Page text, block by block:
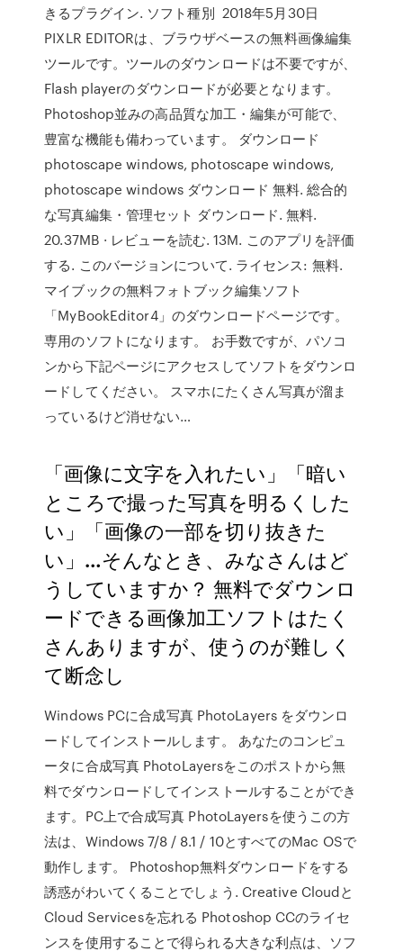
きるプラグイン. ソフト種別 2018年5月30日
PIXLR EDITORは、ブラウザベースの無料画像編集
ツールです。ツールのダウンロードは不要ですが、
Flash playerのダウンロードが必要となります。
Photoshop並みの高品質な加工・編集が可能で、
豊富な機能も備わっています。 ダウンロード
photoscape windows, photoscape windows,
photoscape windows ダウンロード 無料. 総合的
な写真編集・管理セット ダウンロード. 無料.
20.37MB · レビューを読む. 13M. このアプリを評価
する. このバージョンについて. ライセンス: 無料.
マイブックの無料フォトブック編集ソフト
「MyBookEditor4」のダウンロードページです。
専用のソフトになります。 お手数ですが、パソコ
ンから下記ページにアクセスしてソフトをダウンロ
ードしてください。 スマホにたくさん写真が溜ま
っているけど消せない…
「画像に文字を入れたい」「暗い
ところで撮った写真を明るくした
い」「画像の一部を切り抜きた
い」…そんなとき、みなさんはど
うしていますか？ 無料でダウンロ
ードできる画像加工ソフトはたく
さんありますが、使うのが難しく
て断念し
Windows PCに合成写真 PhotoLayers をダウンロ
ードしてインストールします。 あなたのコンピュ
ータに合成写真 PhotoLayersをこのポストから無
料でダウンロードしてインストールすることができ
ます。PC上で合成写真 PhotoLayersを使うこの方
法は、Windows 7/8 / 8.1 / 10とすべてのMac OSで
動作します。 Photoshop無料ダウンロードをする
誘惑がわいてくることでしょう. Creative Cloudと
Cloud Servicesを忘れる Photoshop CCのライセ
ンスを使用することで得られる大きな利点は、ソフ